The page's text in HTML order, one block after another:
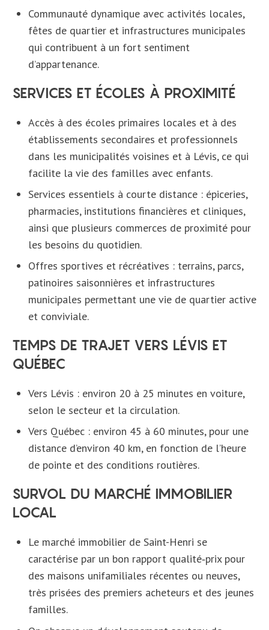
Communauté dynamique avec activités locales,
fêtes de quartier et infrastructures municipales
qui contribuent à un fort sentiment
d’appartenance.
SERVICES ET ÉCOLES À PROXIMITÉ
Accès à des écoles primaires locales et à des
établissements secondaires et professionnels
dans les municipalités voisines et à Lévis, ce qui
facilite la vie des familles avec enfants.
Services essentiels à courte distance : épiceries,
pharmacies, institutions financières et cliniques,
ainsi que plusieurs commerces de proximité pour
les besoins du quotidien.
Offres sportives et récréatives : terrains, parcs,
patinoires saisonnières et infrastructures
municipales permettant une vie de quartier active
et conviviale.
TEMPS DE TRAJET VERS LÉVIS ET
QUÉBEC
Vers Lévis : environ 20 à 25 minutes en voiture,
selon le secteur et la circulation.
Vers Québec : environ 45 à 60 minutes, pour une
distance d’environ 40 km, en fonction de l’heure
de pointe et des conditions routières.
SURVOL DU MARCHÉ IMMOBILIER
LOCAL
Le marché immobilier de Saint-Henri se
caractérise par un bon rapport qualité‑prix pour
des maisons unifamiliales récentes ou neuves,
très prisées des premiers acheteurs et des jeunes
familles.